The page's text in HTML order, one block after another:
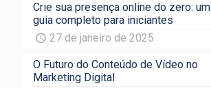
Crie sua presença online do zero: um
guia completo para iniciantes
27 de janeiro de 2025
O Futuro do Conteúdo de Vídeo no
Marketing Digital